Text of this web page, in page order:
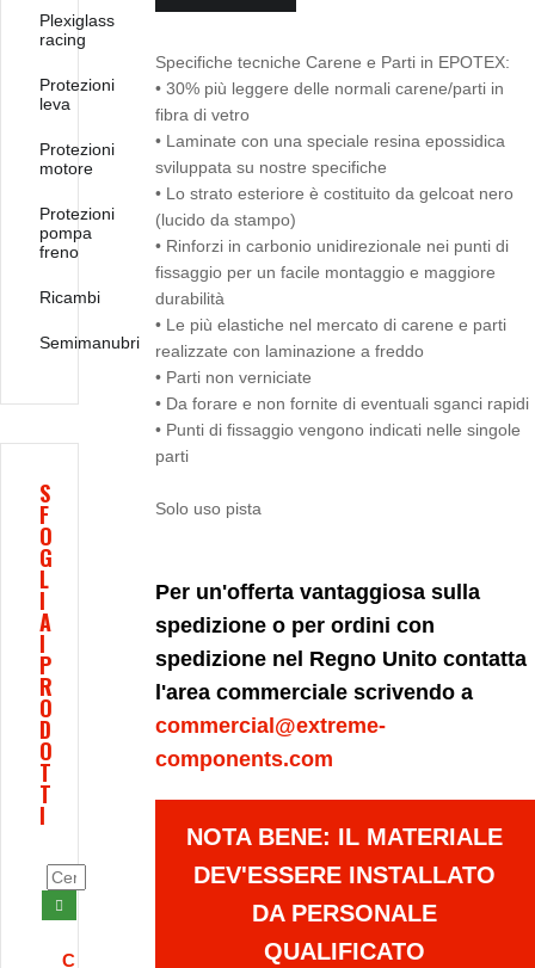
Specifiche tecniche Carene e Parti in EPOTEX:
• 30% più leggere delle normali carene/parti in
fibra di vetro
• Laminate con una speciale resina epossidica
sviluppata su nostre specifiche
• Lo strato esteriore è costituito da gelcoat nero
(lucido da stampo)
• Rinforzi in carbonio unidirezionale nei punti di
fissaggio per un facile montaggio e maggiore
durabilità
• Le più elastiche nel mercato di carene e parti
realizzate con laminazione a freddo
• Parti non verniciate
• Da forare e non fornite di eventuali sganci rapidi
• Punti di fissaggio vengono indicati nelle singole
parti
Solo uso pista
Per un'offerta vantaggiosa sulla
spedizione o per ordini con
spedizione nel Regno Unito contatta
l'area commerciale scrivendo a
commercial@extreme-
components.com
NOTA BENE: IL MATERIALE
DEV'ESSERE INSTALLATO
DA PERSONALE
QUALIFICATO
Plexiglass
racing
Protezioni
leva
Protezioni
motore
Protezioni
pompa
freno
Ricambi
Semimanubri
S
F
O
G
L
I
A
I
P
R
O
D
O
T
T
I
C